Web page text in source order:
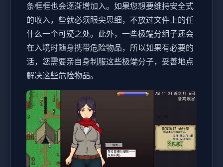
条框框也会逐渐增加入。如果您想要维持安全式
的收入，些就必须眼尖思细，不放过文件上的任
什么一个可疑之处。此外，一些极端分组子还会
在入境时随身携带危险物品，所以如果有必要的
话，您需要亲自身制服这些极端分子，妥善地点
解决这些危险物品。